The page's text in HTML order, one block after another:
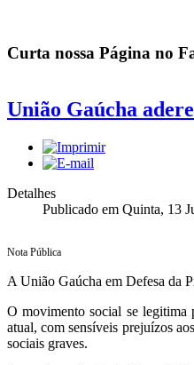
Curta nossa Página no
União Gaúcha
Detalhes
Publicado em Quinta, 13
Nota Pública
A União Gaúcha em Defesa da
O movimento social se legitima
atual, com sensíveis prejuízos
sociais graves.